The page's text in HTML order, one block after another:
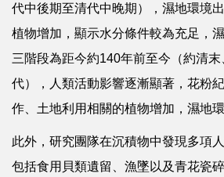
代中後期至清代中晚期），濕地環境
植物增加，顯示水分條件較為充足，
三階段為距今約140年前至今（約清末
代），人類活動影響逐漸顯著，花粉
作、土地利用相關的植物增加，濕地
此外，研究團隊在沉積物中發現多項
包括食用貝類遺留、漁墜以及青花瓷